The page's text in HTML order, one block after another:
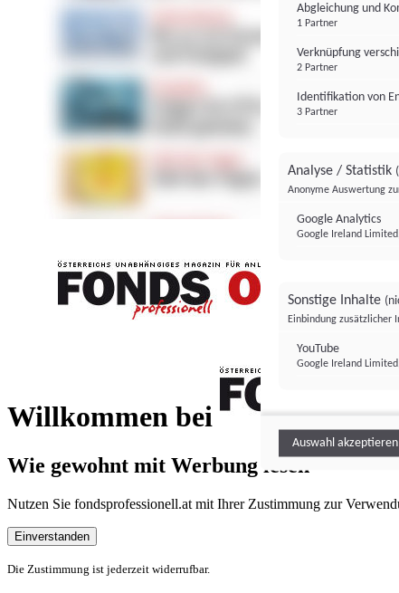
Willkommen bei
FONDS
Wie gewohnt mit Werbung lesen
Nutzen Sie fondsprofessionell.at mit Ihrer Zustimmung zur
Einverstanden
Die Zustimmung ist jederzeit widerrufbar.
Abgleichung und
1 Partner
Verknüpfung
2 Partner
Identifikation von
3 Partner
Analyse / Statistik
Anonyme Auswertung
Google Analytics
Google Ireland
Sonstige Inhalte
Einbindung zusätzlicher
YouTube
Google Ireland
Auswahl akzeptieren